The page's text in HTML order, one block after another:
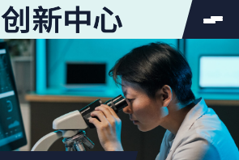
搜索按钮